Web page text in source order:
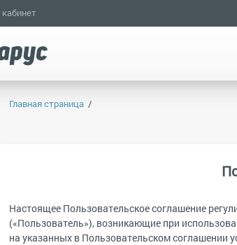
Главная страница
Настоящее Пользовательское соглашение
(«Пользователь»), возникающие при
на указанных в Пользовательском соглашении